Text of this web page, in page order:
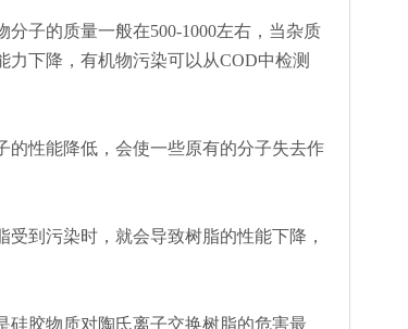
子的质量一般在500-1000左右，当杂质
下降，有机物污染可以从COD中检测
的性能降低，会使一些原有的分子失去作
到污染时，就会导致树脂的性能下降，
硅胶物质对陶氏离子交换树脂的危害最